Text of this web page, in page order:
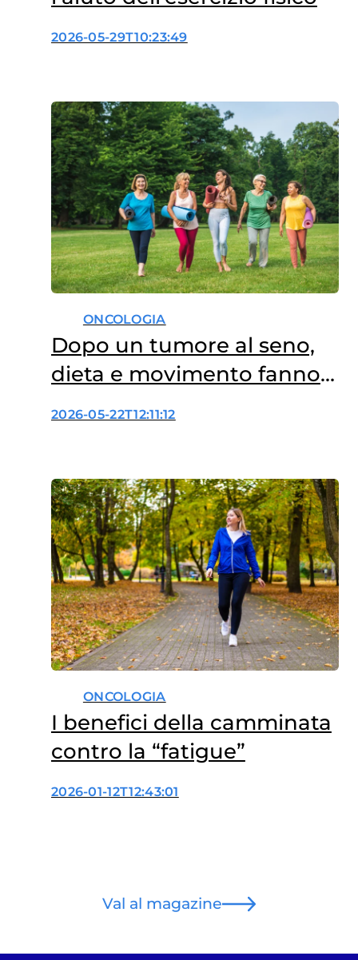
2026-05-29T10:23:49
ONCOLOGIA
Dopo un tumore al seno,
dieta e movimento fanno
la differenza
2026-05-22T12:11:12
ONCOLOGIA
I benefici della camminata
contro la “fatigue”
2026-01-12T12:43:01
Val al magazine